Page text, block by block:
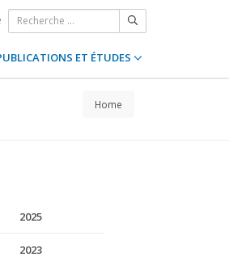
ET ÉTUDES
Home
2025
2023